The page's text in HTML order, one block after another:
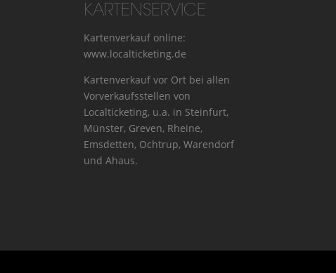
KARTENSERVICE
Kartenverkauf online:
www.localticketing.de
Kartenverkauf vor Ort bei allen
Vorverkaufs­stellen von
Localticketing, u.a. in Steinfurt,
Münster, Greven, Rheine,
Emsdetten, Ochtrup, Warendorf
und Ahaus.